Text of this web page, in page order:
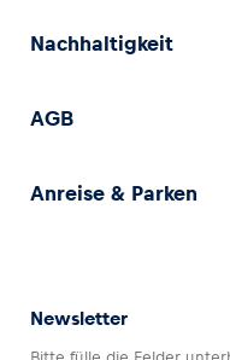
Nachhaltigkeit
AGB
Anreise & Parken
Newsletter